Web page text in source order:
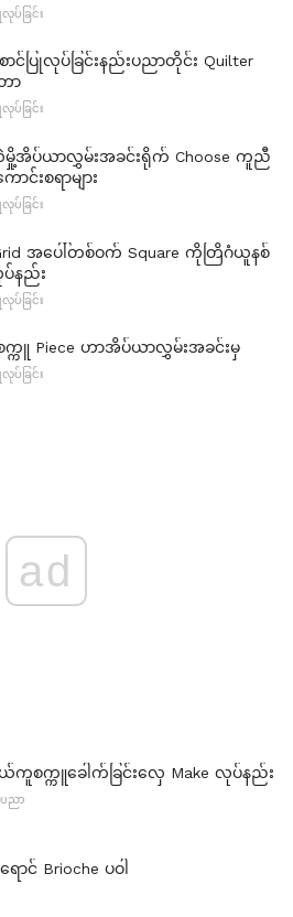
လုပ်ခြင်း
ောင်ပြုလုပ်ခြင်းနည်းပညာတိုင်း Quilter
ာ
လုပ်ခြင်း
ပ်ယာလွှမ်းအခင်းရိုက် Choose ကူညီ
ာင်းစရာများ
လုပ်ခြင်း
အပေါ်တစ်ဝက် Square ကိုတြိဂံယူနစ်
ပ်နည်း
လုပ်ခြင်း
Piece ဟာအိပ်ယာလွှမ်းအခင်းမှ
လုပ်ခြင်း
ad
စက္ကူခေါက်ခြင်းလှေ Make လုပ်နည်း
ညာ
ာင် Brioche ပဝါ